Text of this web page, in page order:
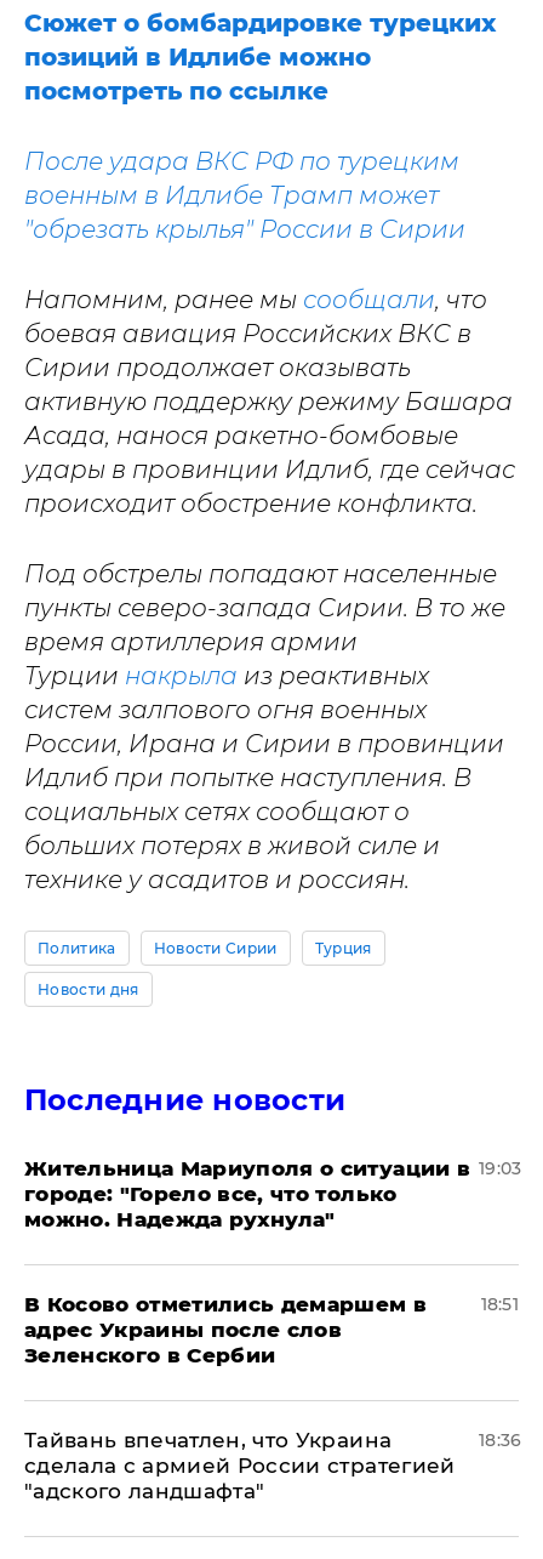
Сюжет о бомбардировке турецких
позиций в Идлибе можно
посмотреть по ссылке
После удара ВКС РФ по турецким
военным в Идлибе Трамп может
"обрезать крылья" России в Сирии
Напомним, ранее мы сообщали, что
боевая авиация Российских ВКС в
Сирии продолжает оказывать
активную поддержку режиму Башара
Асада, нанося ракетно-бомбовые
удары в провинции Идлиб, где сейчас
происходит обострение конфликта.
Под обстрелы попадают населенные
пункты северо-запада Сирии. В то же
время артиллерия армии
Турции накрыла из реактивных
систем залпового огня военных
России, Ирана и Сирии в провинции
Идлиб при попытке наступления. В
социальных сетях сообщают о
больших потерях в живой силе и
технике у асадитов и россиян.
Политика Новости Сирии Турция
Новости дня
Последние новости
Жительница Мариуполя о ситуации в
городе: "Горело все, что только
можно. Надежда рухнула"
19:03
В Косово отметились демаршем в
адрес Украины после слов
Зеленского в Сербии
18:51
Тайвань впечатлен, что Украина
сделала с армией России стратегией
"адского ландшафта"
18:36